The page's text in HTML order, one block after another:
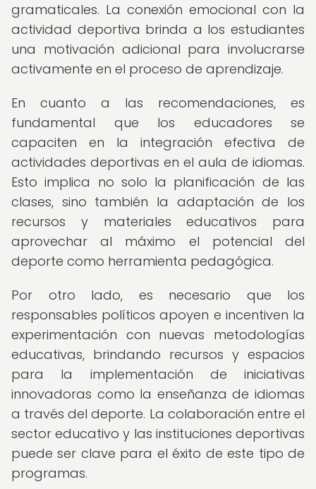
gramaticales. La conexión emocional con la
actividad deportiva brinda a los estudiantes
una motivación adicional para involucrarse
activamente en el proceso de aprendizaje.
En cuanto a las recomendaciones, es
fundamental que los educadores se
capaciten en la integración efectiva de
actividades deportivas en el aula de idiomas.
Esto implica no solo la planificación de las
clases, sino también la adaptación de los
recursos y materiales educativos para
aprovechar al máximo el potencial del
deporte como herramienta pedagógica.
Por otro lado, es necesario que los
responsables políticos apoyen e incentiven la
experimentación con nuevas metodologías
educativas, brindando recursos y espacios
para la implementación de iniciativas
innovadoras como la enseñanza de idiomas
a través del deporte. La colaboración entre el
sector educativo y las instituciones deportivas
puede ser clave para el éxito de este tipo de
programas.